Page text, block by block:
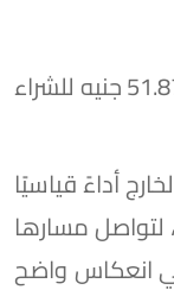
سجل الدولار في بنك قناة السويس 51.87 جنيه للشراء
أداءً قياسيًا
جديدًا خلال الربع الأول من عام 2026، لتواصل مسارها
انعكاس واضح